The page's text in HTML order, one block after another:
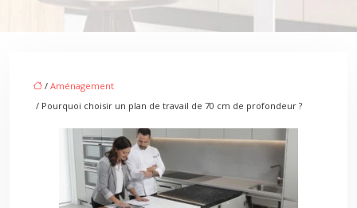
/ Aménagement
/ Pourquoi choisir un plan de travail de 70 cm de profondeur ?